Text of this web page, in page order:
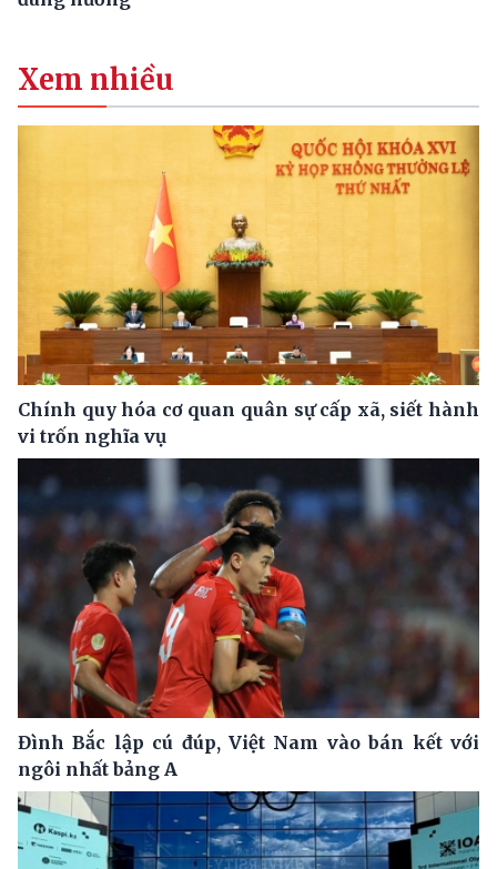
Xem nhiều
Chính quy hóa cơ quan quân sự cấp xã, siết hành
vi trốn nghĩa vụ
Đình Bắc lập cú đúp, Việt Nam vào bán kết với
ngôi nhất bảng A